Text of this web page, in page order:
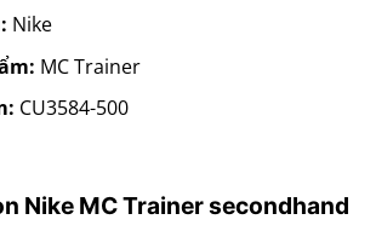
Nike
MC Trainer
CU3584-500
Nike MC Trainer secondhand